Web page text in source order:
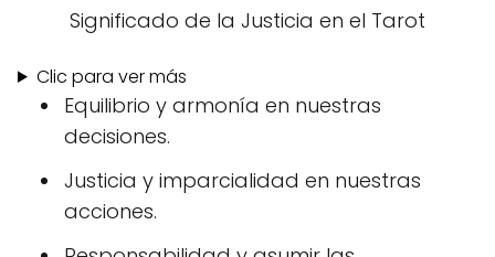
Significado de la Justicia en el Tarot
Clic para ver más
Equilibrio y armonía en nuestras
decisiones.
Justicia y imparcialidad en nuestras
acciones.